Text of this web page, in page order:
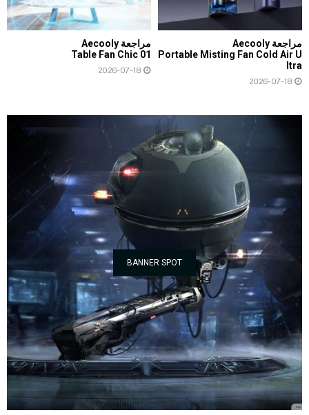
مراجعة Aecooly
Portable Misting Fan Cold Air U
ltra
2026-07-18
مراجعة Aecooly
Table Fan Chic 01
2026-07-18
BANNER SPOT